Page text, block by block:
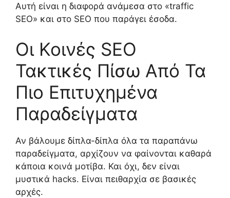
Αυτή είναι η διαφορά ανάμεσα στο «traffic
SEO» και στο SEO που παράγει έσοδα.
Οι Κοινές SEO
Τακτικές Πίσω Από Τα
Πιο Επιτυχημένα
Παραδείγματα
Αν βάλουμε δίπλα-δίπλα όλα τα παραπάνω
παραδείγματα, αρχίζουν να φαίνονται καθαρά
κάποια κοινά μοτίβα. Και όχι, δεν είναι
μυστικά hacks. Είναι πειθαρχία σε βασικές
αρχές.